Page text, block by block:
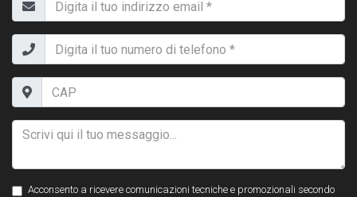
Acconsento a ricevere comunicazioni tecniche e promozionali secondo